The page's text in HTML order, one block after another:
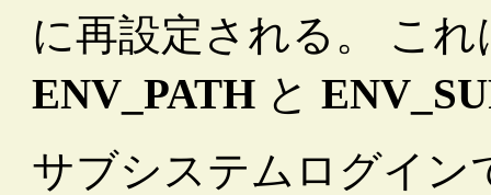
に再設定される。 こ
ENV_PATH と
サブシステムログイン